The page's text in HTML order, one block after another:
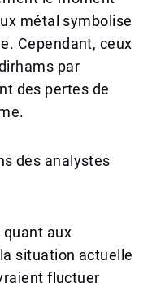
métal symbolise
Cependant, ceux
par
des pertes de
des analystes
aux
situation actuelle
fluctuer